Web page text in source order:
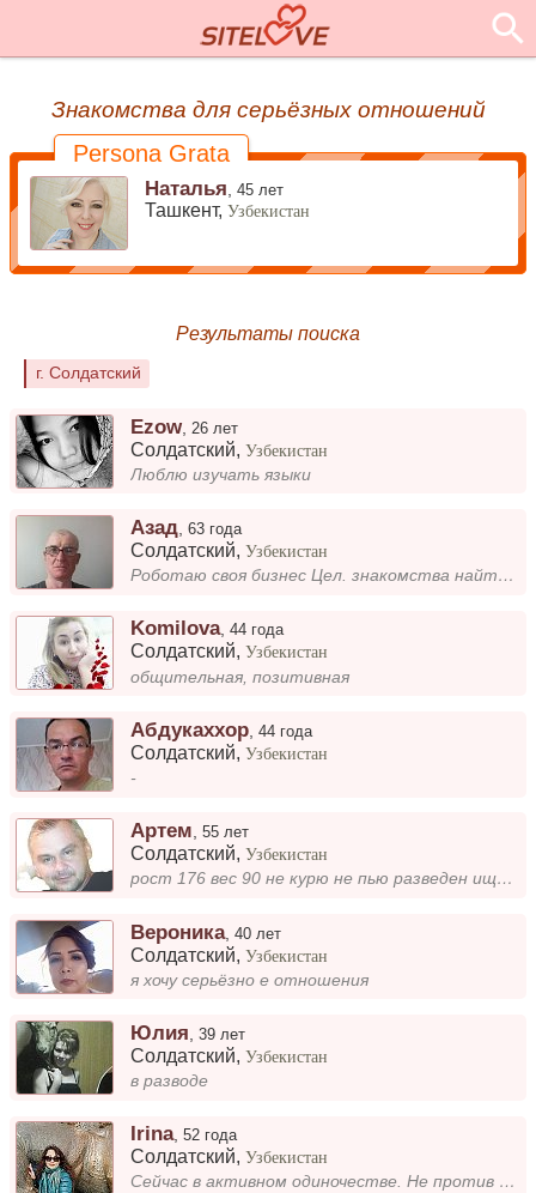
Знакомства для серьёзных отношений
Persona Grata
Наталья ,45 лет
Ташкент,Узбекистан
Результаты поиска
г. Солдатский
Ezow 26 лет
Солдатский,Узбекистан
Люблю изучать языки
Азад ,63 года
Солдатский,Узбекистан
Роботаю своя бизнес Цел. знакомства найти женщину Европейского происхождение Красивую. умную
Komilova,44 года
Солдатский,Узбекистан
общительная, позитивная
Абдукаххор ,44 года
Солдатский,Узбекистан
-
Aртем ,55 лет
Солдатский,Узбекистан
рост 176 вес 90 не курю не пью разведен ищу свою женщину
Вероника,40 лет
Солдатский,Узбекистан
я хочу серьёзно е отношения
Юлия ,39 лет
Солдатский,Узбекистан
в разводе
Irina,52 года
Солдатский,Узбекистан
Сейчас в активном одиночестве. Не против найти собеседника с похожими интересами, с которым можно было бы провести время...